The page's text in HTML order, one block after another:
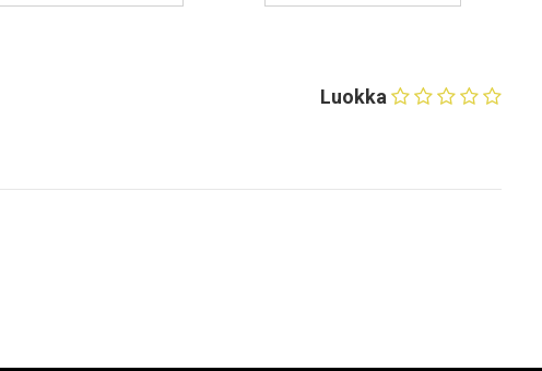
Luokka